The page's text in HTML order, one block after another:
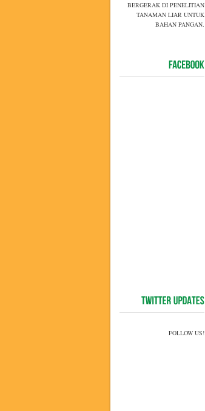
BERGERAK DI PENELITIAN
TANAMAN LIAR UNTUK
BAHAN PANGAN.
FOLLOW US!